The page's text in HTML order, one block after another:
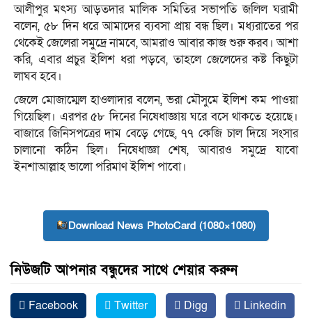
আলীপুর মৎস্য আড়তদার মালিক সমিতির সভাপতি জলিল ঘরামী
বলেন, ৫৮ দিন ধরে আমাদের ব্যবসা প্রায় বন্ধ ছিল। মধ্যরাতের পর
থেকেই জেলেরা সমুদ্রে নামবে, আমরাও আবার কাজ শুরু করব। আশা
করি, এবার প্রচুর ইলিশ ধরা পড়বে, তাহলে জেলেদের কষ্ট কিছুটা
লাঘব হবে।
জেলে মোজাম্মেল হাওলাদার বলেন, ভরা মৌসুমে ইলিশ কম পাওয়া
গিয়েছিল। এরপর ৫৮ দিনের নিষেধাজ্ঞায় ঘরে বসে থাকতে হয়েছে।
বাজারে জিনিসপত্রের দাম বেড়ে গেছে, ৭৭ কেজি চাল দিয়ে সংসার
চালানো কঠিন ছিল। নিষেধাজ্ঞা শেষ, আবারও সমুদ্রে যাবো
ইনশাআল্লাহ ভালো পরিমাণ ইলিশ পাবো।
Download News PhotoCard (1080×1080)
নিউজটি আপনার বন্ধুদের সাথে শেয়ার করুন
Facebook Twitter Digg Linkedin